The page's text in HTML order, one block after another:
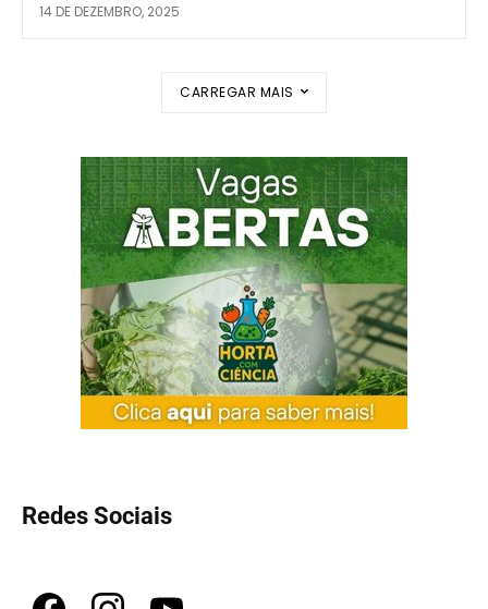
14 DE DEZEMBRO, 2025
CARREGAR MAIS
Redes Sociais